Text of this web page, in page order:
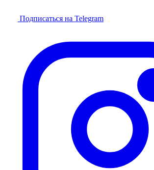
Подписаться на Telegram